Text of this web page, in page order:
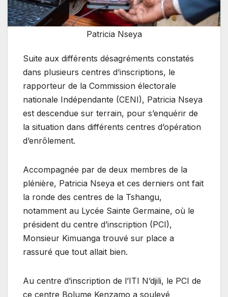
Patricia Nseya
Suite aux différents désagréments constatés
dans plusieurs centres d’inscriptions, le
rapporteur de la Commission électorale
nationale Indépendante (CENI), Patricia Nseya
est descendue sur terrain, pour s’enquérir de
la situation dans différents centres d’opération
d’enrôlement.
Accompagnée par de deux membres de la
plénière, Patricia Nseya et ces derniers ont fait
la ronde des centres de la Tshangu,
notamment au Lycée Sainte Germaine, où le
président du centre d’inscription (PCI),
Monsieur Kimuanga trouvé sur place a
rassuré que tout allait bien.
Au centre d’inscription de l’ITI N’djili, le PCI de
ce centre Bolume Kenzamo a soulevé